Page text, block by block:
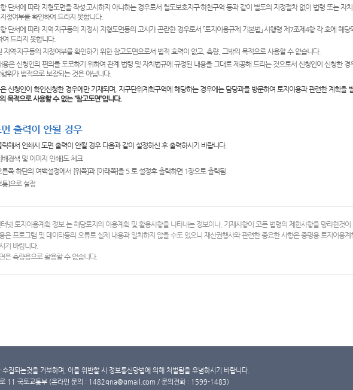
항 단서에 따라 지형도면을 작성·고시하지 아니하는 경우로서 철도보호지구·하천구역 등과 같이 별도의 지정절차 없이 법령 또는 자
정여부를 확인하여 드리지 못합니다.
항 단서에 따라 지역·지구등의 지정시 지형도면등의 고시가 곤란한 경우로서 「토지이용규제 기본법」 시행령 제7조제4항 각 호에 해
여 드리지 못합니다.
역·지구등의 지정여부를 확인하기 위한 참고도면으로서 법적 효력이 없고, 측량, 그밖의 목적으로 사용할 수 없습니다.
용은 신청인의 편의를 도모하기 위하여 관계 법령 및 자치법규에 규정된 내용을 그대로 제공해 드리는 것으로서 신청인이 신청한
위가 법적으로 보장되는 것은 아닙니다.
신청인이 확인신청한 경우에만 기재되며, 지구단위계획구역에 해당하는 경우에는 담당과를 방문하여 토지이용과 관련한 계획을
목적으로 사용할 수 없는 “참고도면”입니다.
출력이 안될 경우
해서 인쇄시 도면 출력이 안될 경우 다음과 같이 설정하신 후 출력하시기 바랍니다.
경색 및 이미지 인쇄]도 체크
쪽 하단의 여백설정에서 [위쪽]과 [아래쪽]을 5 로 설정후 출력하면 1장으로 출력됨
]으로 설정
넷 토지이용계획 정보 는 해당토지의 이용계획 및 활용사항을 나타내는 정보이나, 기재사항이 모든 법령의 제한사항을 망라한것이
은 프로그램 및 데이타등의 오류로 실제 내용과 일치하지 않을 수도 있으니 재산권행사와 관련한 중요한 사항은 증명용 토지이용
기 바랍니다.
은 측량용으로 활용할 수 없습니다.
집되는것을 거부하며, 이를 위반할 시 정보통신망법에 의해 처벌됨을 유념하시기 바랍니다.
11 국토교통부 (온라인 문의 : 1482qna@gmail.com / 문의전화 : 1599-1483)